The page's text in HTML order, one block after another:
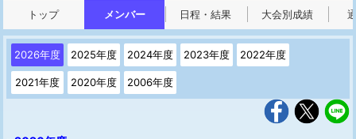
トップ メンバー 日程・結果 大会別成績
2026年度 2025年度 2024年度 2023年度 2022年度
2021年度 2020年度 2006年度